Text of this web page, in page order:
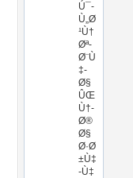
Ú¯-
Ù„Ø
¹Ù†
Øª-
Ø¨Ù
‡-
Ø§
ÛŒ
Ù†-
Ø®
Ø§
Ø·Ø
±Ù‡
-Ù‡